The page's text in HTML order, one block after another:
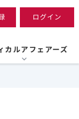
ログイン
カルアフェアーズ